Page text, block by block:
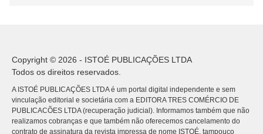
Copyright © 2026 - ISTOÉ PUBLICAÇÕES LTDA
Todos os direitos reservados.
A ISTOÉ PUBLICAÇÕES LTDA é um portal digital independente e sem
vinculação editorial e societária com a EDITORA TRES COMÉRCIO DE
PUBLICACÕES LTDA (recuperação judicial). Informamos também que não
realizamos cobranças e que também não oferecemos cancelamento do
contrato de assinatura da revista impressa de nome ISTOÉ, tampouco